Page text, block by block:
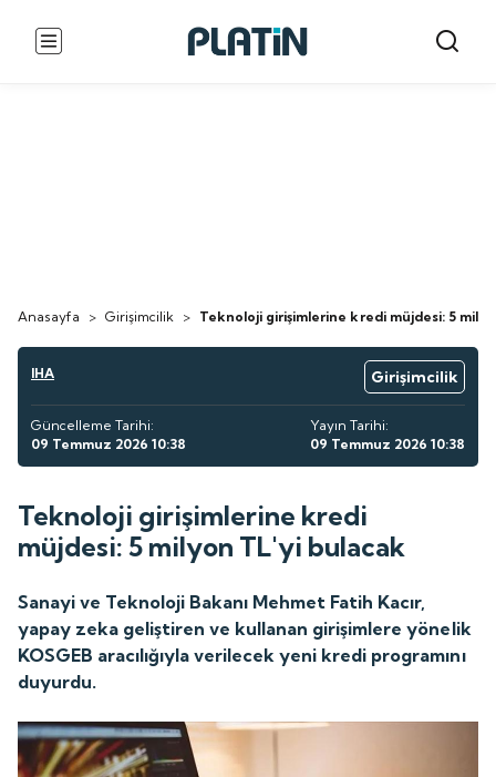
Anasayfa > Girişimcilik > Teknoloji girişimlerine kredi müjdesi: 5
IHA Girişimcilik
Güncelleme Tarihi:
09 Temmuz 2026 10:38
Yayın Tarihi:
09 Temmuz 2026 10:38
Teknoloji girişimlerine kredi
müjdesi: 5 milyon TL'yi bulacak
Sanayi ve Teknoloji Bakanı Mehmet Fatih Kacır,
yapay zeka geliştiren ve kullanan girişimlere yönelik
KOSGEB aracılığıyla verilecek yeni kredi programını
duyurdu.